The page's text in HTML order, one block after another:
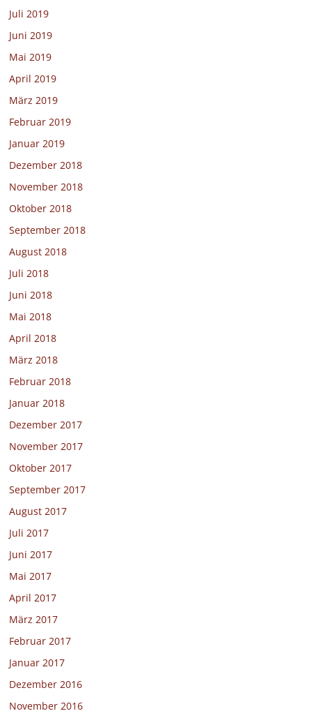
Juli 2019
Juni 2019
Mai 2019
April 2019
März 2019
Februar 2019
Januar 2019
Dezember 2018
November 2018
Oktober 2018
September 2018
August 2018
Juli 2018
Juni 2018
Mai 2018
April 2018
März 2018
Februar 2018
Januar 2018
Dezember 2017
November 2017
Oktober 2017
September 2017
August 2017
Juli 2017
Juni 2017
Mai 2017
April 2017
März 2017
Februar 2017
Januar 2017
Dezember 2016
November 2016